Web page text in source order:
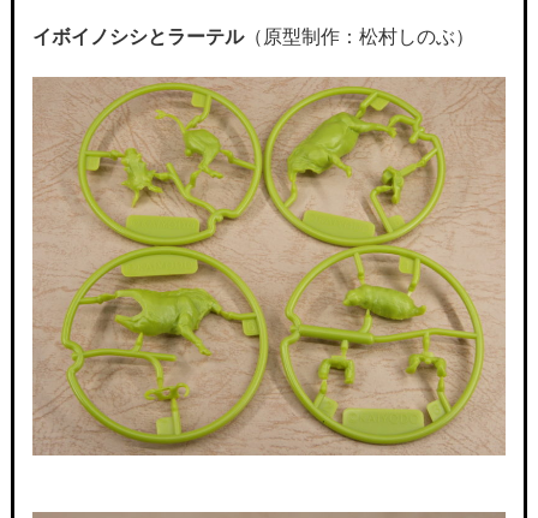
イボイノシシとラーテル（原型制作：松村しのぶ）